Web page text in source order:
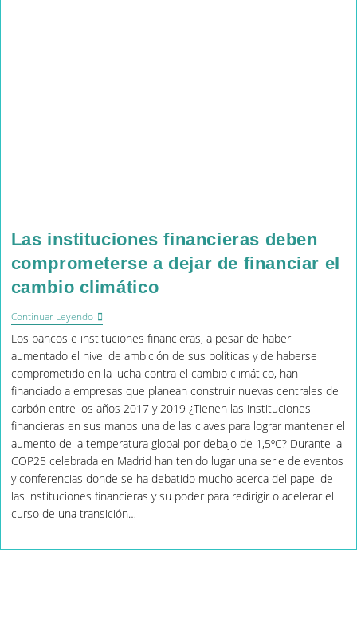
Las instituciones financieras deben
comprometerse a dejar de financiar el
cambio climático
Continuar LeyendoLas
Instituciones
Financieras
Deben
Comprometerse
A
Dejar
De
El
Cambio
Climático
Los bancos e instituciones financieras, a pesar de haber
aumentado el nivel de ambición de sus políticas y de haberse
comprometido en la lucha contra el cambio climático, han
financiado a empresas que planean construir nuevas centrales de
carbón entre los años 2017 y 2019 ¿Tienen las instituciones
financieras en sus manos una de las claves para lograr mantener el
aumento de la temperatura global por debajo de 1,5ºC? Durante la
COP25 celebrada en Madrid han tenido lugar una serie de eventos
y conferencias donde se ha debatido mucho acerca del papel de
las instituciones financieras y su poder para redirigir o acelerar el
curso de una transición…